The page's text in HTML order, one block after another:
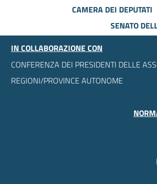
CAMERA DEI DEPUTATI
SENATO
IN COLLABORAZIONE CON
CONFERENZA DEI PRESIDENTI DELLE
REGIONI/PROVINCE AUTONOME